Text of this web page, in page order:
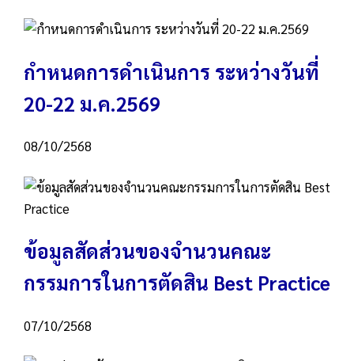
กำหนดการดำเนินการ ระหว่างวันที่
20-22 ม.ค.2569
08/10/2568
ข้อมูลสัดส่วนของจำนวนคณะ
กรรมการในการตัดสิน Best Practice
07/10/2568